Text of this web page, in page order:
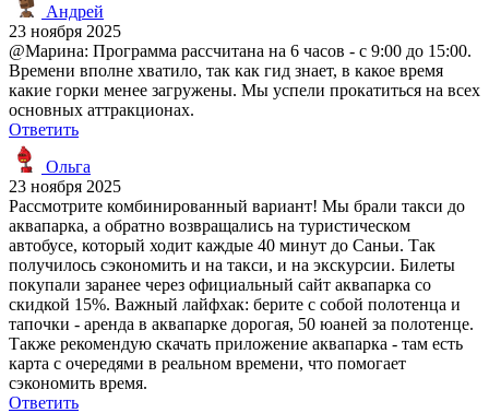
Андрей
23 ноября 2025
@Марина: Программа рассчитана на 6 часов - с 9:00 до 15:00.
Времени вполне хватило, так как гид знает, в какое время
какие горки менее загружены. Мы успели прокатиться на всех
основных аттракционах.
Ответить
Ольга
23 ноября 2025
Рассмотрите комбинированный вариант! Мы брали такси до
аквапарка, а обратно возвращались на туристическом
автобусе, который ходит каждые 40 минут до Саньи. Так
получилось сэкономить и на такси, и на экскурсии. Билеты
покупали заранее через официальный сайт аквапарка со
скидкой 15%. Важный лайфхак: берите с собой полотенца и
тапочки - аренда в аквапарке дорогая, 50 юаней за полотенце.
Также рекомендую скачать приложение аквапарка - там есть
карта с очередями в реальном времени, что помогает
сэкономить время.
Ответить